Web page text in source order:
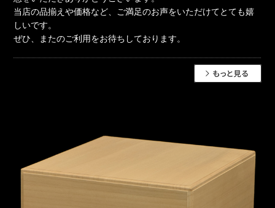
当店の品揃えや価格など、ご満足のお声をいただけてとても嬉
しいです。
ぜひ、またのご利用をお待ちしております。